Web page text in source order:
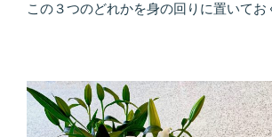
この３つのどれかを身の回りに置いてお